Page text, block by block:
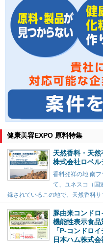
健康美容EXPO 原料特集
天然香料・天
株式会社ロベル
香料発祥の地 南
て、ユネスコ（国
録されているこの地で、天然香料サ
豚由来コンドロ
機能性表示食品
「P-コンドロイ
日本ハム株式会